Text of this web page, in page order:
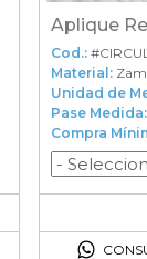
Cod.:
Material:
Unidad de
Pase Medida:
Compra